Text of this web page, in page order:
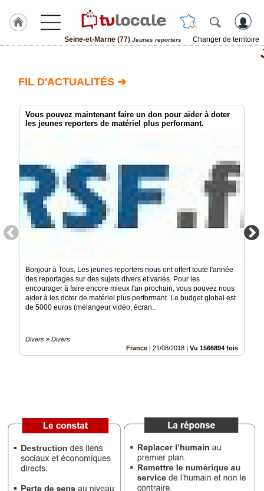
Seine-et-Marne (77) Jeunes reporters
Changer de territoire
Seine-
France
RUBRIQUES
Gazette
Vidéos
Médias
Blogs
Accès
éditeur
FIL D'ACTUALITÉS ➔
Vous pouvez maintenant faire un don pour aider à doter
les jeunes reporters de matériel plus performant.
Bonjour à Tous, Les jeunes reporters nous ont offert toute l'année
des reportages sur des sujets divers et variés. Pour les
encourager à faire encore mieux l'an prochain, vous pouvez nous
aider à les doter de matériel plus performant. Le budget global est
de 5000 euros (mélangeur vidéo, écran..
Divers » Divers
France
21/08/2018 Vu 1566894 fois